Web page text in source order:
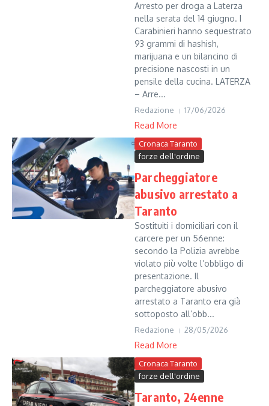
Arresto per droga a Laterza
nella serata del 14 giugno. I
Carabinieri hanno sequestrato
93 grammi di hashish,
marijuana e un bilancino di
precisione nascosti in un
pensile della cucina. LATERZA
– Arre...
Redazione 17/06/2026
Read More
Cronaca Taranto
forze dell'ordine
Parcheggiatore
abusivo arrestato a
Taranto
Sostituiti i domiciliari con il
carcere per un 56enne:
secondo la Polizia avrebbe
violato più volte l’obbligo di
presentazione. Il
parcheggiatore abusivo
arrestato a Taranto era già
sottoposto all’obb...
Redazione 28/05/2026
Read More
Cronaca Taranto
forze dell'ordine
Taranto, 24enne